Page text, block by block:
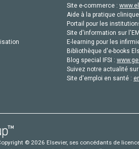
Site e-commerce :
Aide à la pratique
Portail pour les
Site d'information sur
E-learning pour les
Bibliothèque d'e-books
Blog special IFSI :
Suivez notre actualité
Site d'emploi en santé :
© 2026 Elsevier, ses concédants de